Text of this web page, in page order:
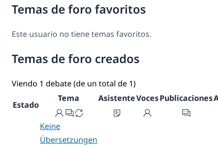
Temas de foro favoritos
Este usuario no tiene temas favoritos.
Temas de foro creados
Viendo 1 debate (de un total de 1)
Estado
Tema AsistenteVocesPublicaciones
Keine
Übersetzungen